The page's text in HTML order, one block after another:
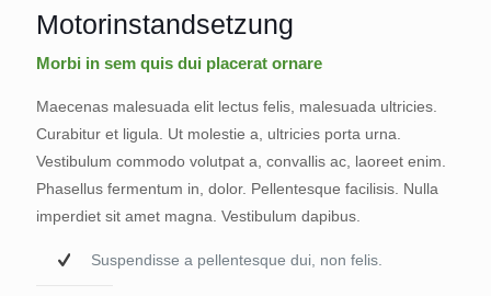
Motorinstandsetzung
Morbi in sem quis dui placerat ornare
Maecenas malesuada elit lectus felis, malesuada ultricies.
Curabitur et ligula. Ut molestie a, ultricies porta urna.
Vestibulum commodo volutpat a, convallis ac, laoreet enim.
Phasellus fermentum in, dolor. Pellentesque facilisis. Nulla
imperdiet sit amet magna. Vestibulum dapibus.
Suspendisse a pellentesque dui, non felis.